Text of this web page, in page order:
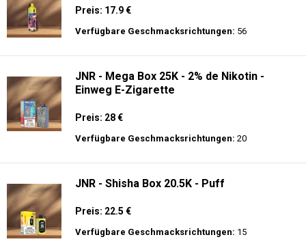
Preis: 17.9 €
Verfügbare Geschmacksrichtungen: 56
JNR - Mega Box 25K - 2% de Nikotin -
Einweg E-Zigarette
Preis: 28 €
Verfügbare Geschmacksrichtungen: 20
JNR - Shisha Box 20.5K - Puff
Preis: 22.5 €
Verfügbare Geschmacksrichtungen: 15